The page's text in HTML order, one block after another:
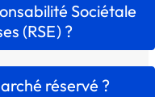
Sociétale
(RSE) ?
réservé ?